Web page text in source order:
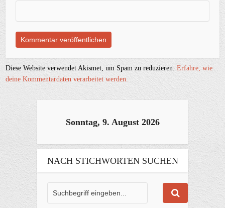
Diese Website verwendet Akismet, um Spam zu reduzieren.Erfahre, wie
deine Kommentardaten verarbeitet werden.
Sonntag, 9. August 2026
NACH STICHWORTEN SUCHEN